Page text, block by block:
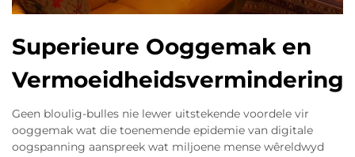
Superieure Ooggemak en
Vermoeidheidsvermindering
Geen bloulig-bulles nie lewer uitstekende voordele vir
ooggemak wat die toenemende epidemie van digitale
oogspanning aanspreek wat miljoene mense wêreldwyd